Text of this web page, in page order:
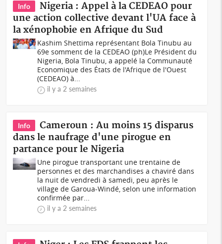
Info
Nigeria : Appel à la CEDEAO pour
une action collective devant l'UA face à
la xénophobie en Afrique du Sud
Kashim Shettima représentant Bola Tinubu au
69e somment de la CEDEAO (ph)Le Président du
Nigeria, Bola Tinubu, a appelé la Communauté
Economique des États de l'Afrique de l'Ouest
(CEDEAO) à...
il y a 2 semaines
Info
Cameroun : Au moins 15 disparus
dans le naufrage d'une pirogue en
partance pour le Nigeria
Une pirogue transportant une trentaine de
personnes et des marchandises a chaviré dans
la nuit de vendredi à samedi, peu après le
village de Garoua-Windé, selon une information
confirmée par...
il y a 2 semaines